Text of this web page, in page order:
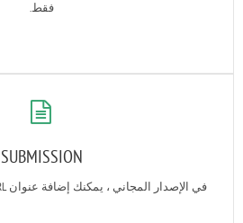
فقط.
SUBMISSION
في الإصدار المجاني ، يمكنك إضافة عنوان URL واحد إلى صفحة الموقع.